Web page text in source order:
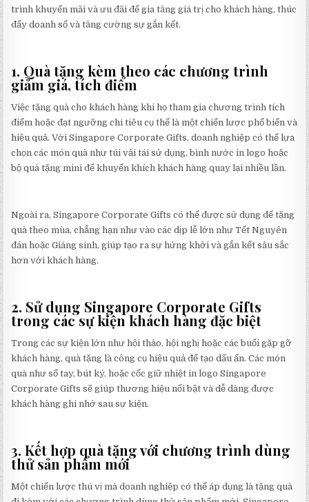
trình khuyến mãi và ưu đãi để gia tăng giá trị cho khách hàng, thúc
đẩy doanh số và tăng cường sự gắn kết.
1. Quà tặng kèm theo các chương trình
giảm giá, tích điểm
Việc tặng quà cho khách hàng khi họ tham gia chương trình tích
điểm hoặc đạt ngưỡng chi tiêu cụ thể là một chiến lược phổ biến và
hiệu quả. Với Singapore Corporate Gifts, doanh nghiệp có thể lựa
chọn các món quà như túi vải tái sử dụng, bình nước in logo hoặc
bộ quà tặng mini để khuyến khích khách hàng quay lại nhiều lần.
Ngoài ra, Singapore Corporate Gifts có thể được sử dụng để tặng
quà theo mùa, chẳng hạn như vào các dịp lễ lớn như Tết Nguyên
đán hoặc Giáng sinh, giúp tạo ra sự hứng khởi và gắn kết sâu sắc
hơn với khách hàng.
2. Sử dụng Singapore Corporate Gifts
trong các sự kiện khách hàng đặc biệt
Trong các sự kiện lớn như hội thảo, hội nghị hoặc các buổi gặp gỡ
khách hàng, quà tặng là công cụ hiệu quả để tạo dấu ấn. Các món
quà như sổ tay, bút ký, hoặc cốc giữ nhiệt in logo Singapore
Corporate Gifts sẽ giúp thương hiệu nổi bật và dễ dàng được
khách hàng ghi nhớ sau sự kiện.
3. Kết hợp quà tặng với chương trình dùng
thử sản phẩm mới
Một chiến lược thú vị mà doanh nghiệp có thể áp dụng là tặng quà